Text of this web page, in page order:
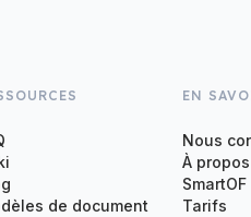
de document
EN
Nous
À
SmartOF
Tarifs